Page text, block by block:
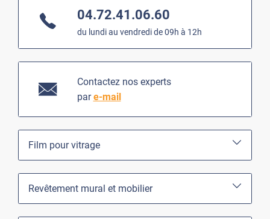
04.72.41.06.60
du lundi au vendredi de 09h à 12h
Contactez nos experts
pare-mail
Film pour vitrage
Revêtement mural et mobilier